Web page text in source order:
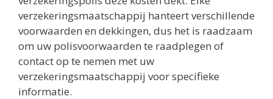
verzekeringsmaatschappij hanteert verschillende
voorwaarden en dekkingen, dus het is raadzaam
om uw polisvoorwaarden te raadplegen of
contact op te nemen met uw
verzekeringsmaatschappij voor specifieke
informatie.